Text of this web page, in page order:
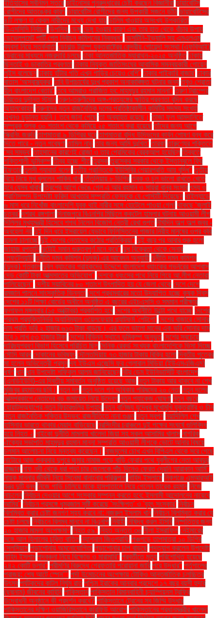
ইতিহাসের সর্বনিম্ন স্তরে ডাইনোসর পুনরুদ্ধারের চেষ্টা করছেন বিজ্ঞানীরা ডায়াবেটিস
রোগীদের আতঙ্কের কারণ ডায়াবেটিস রোগীদের জন্য উপকারী সজনে ডাঁটা ডায়াবেটিসের
৪টি লক্ষণ যা কেবল নারীদের মধ্যে দেখা যায় ডালিম খাওয়ার অসংখ্য উপকারিতা
ডিএসসিসি নির্বাচন ডিপসিক ডেঙ্গু ডেঙ্গু হওয়ার কারণ এবং তার হাত থেকে বাঁচার উপায়
ডেভেলপমেন্ট পার্টি পেল নির্বাচন কমিশনের নিবন্ধন" ডেসটিনি-ইভ্যালি সহ এমএলএম
ব্যবসা নিয়ে সতর্কবার্তা ডোনাল্ড ট্রাম্প যুক্তরাষ্ট্রের কেন্দ্রীয় গোয়েন্দা সংস্থা (এফবিআই)
ড্রোনের মাধ্যমে নজরদারি চলছে ঢাকা আন্তর্জাতিক ম্যারাথন-২০২৫ অনুষ্ঠিত ঢাকায়
ছিনতাই ও ডাকাতির প্রবণতা ঢাকায় নিযুক্ত জাতিসংঘের আবাসিক সমন্বয়কারী গোয়েন
লুইস বলেছেন ঢাকায় হাঁটার গতি এখন গাড়ির চেয়েও বেশি'' ঢাকার পাইকারি বাজার' ঢাকার
বাতাস ‘অস্বাস্থ্যকর’ ঢাবি উপাচার্যের দুঃখ প্রকাশ অনাকাঙ্ক্ষিত ঘটনার জন্য তবুও শ্রোতা
হীন বাংলাদেশ বেতার” তবে আমরাও পরাজিত হব: মাহমুদুর রহমান মান্না" তরুণ ট্রাম্পের
চরিত্রে দুর্দান্ত স্ট্যান তরুণ-তরুণীদের অঙ্গ-প্রত্যঙ্গের ক্ষতির প্রবণতা বৃদ্ধি করছে
অ্যালকোহল তরুণদের নতুন রাজনৈতিক দলের প্রতিষ্ঠাকালীন কমিটির সদস্য সংখ্যা
এখনও চূড়ান্ত হয়নি। তবে জানা গেছে তা অব্যাহত রয়েছে। তাজা ফল আমদানিতে
সম্পূরক শুল্ক ৩০ শতাংশ থেকে কমিয়ে ২৫ শতাংশ করা হয়েছে তাঁদের জন্য আগে
স্ক্রিনিং জরুরি তাপমাত্রা ৯ ডিগ্রির ঘরে তাপমাত্রা বৃদ্ধি উদ্ভিদের কার্বন শোষণ বন্ধ করে
দিতে পারে - নতুন গবেষণা তামিল নাড়ু তার জন্য আমি দুঃখিত' তারকা তারুণ্যের শক্তিতে
‘সব সম্ভব’ তাহসানের কারণেই রোজা ও তার প্রেমিকের ব্রেকআপ হয়েছিল তিব্বতে
শক্তিশালী ভূমিকম্প তীব্র হচ্ছে শীত তুরস্ক তুরস্কের সরকার থেকে ইস্তানবুলে ফ্রি
ইফতার তুলসী গ্যাবার্ড বলেন তৃতীয় প্রান্তিকে ইউসিবির শেয়ারপ্রতি আয় বৃদ্ধি" তৃতীয়
বিয়ে নিয়ে মুখ খুললেন শাকিব খান তেঁতুলিয়ায় ৮ ডিগ্রি ত্বক ও চুল ভালো রাখতে খেতে
হবে যেসব খাবার ত্রিশের আগে ভেঙে গেল এ আর রহমান ও সায়রা বানুর সংসার ৎস্য ও
প্রাণিসম্পদ উপদেষ্টা ফরিদা আখতার সম্প্রতি ফেসবুকে যে পোস্টটি দিয়েছেন থাইল্যান্ডে
৬ মাস ধরে নিখোঁজ বাংলাদেশি যুবক থাই নারীর সঙ্গে হোটেলে পাওয়া গেল! থাকছে ‘জুলাই
চত্বর’ দশরথ রঙ্গশালা দিনাজপুরে বিএনপির মিছিলে ককটেল হামলার ঘটনায় আওয়ামী লীগ
দিল্লির মুখ্যমন্ত্রী হিসেবে শপথ নিলেন বিজেপি নেত্রী রেখা গুপ্ত দীর্ঘদিন অল্প অল্প জ্বর -
অবহেলা নয় দুই দিন ধরে ইসরায়েল যেভাবে ফিলিস্তিনের গাজার নিরীহ মানুষের ওপর বর্বর
হামলা চালাচ্ছে দুই দেশের নেতাদের কঠোর প্রতিক্রিয়া" দুই বছর পর আবার শুরু হলো
জাহাজ রপ্তানি দুটোই সমান গুরুত্বপূর্ণ মনে করে" দুধ বিক্রেতা থেকে সেনার
লেফটেন্যান্ট! দুর্নীতি দমন কমিশন (দুদক) এর আবেদন অনুযায়ী দুর্নীতি দমন কমিশন
(দুদক) গতকাল দুর্বল ব্যাংকের গ্রাহকদের উদ্দেশে বাংলাদেশ ব্যাংকের গভর্নরের আশ্বাস
দেড় কোটি টাকা আত্মসাতের অভিযোগ" দেশকে ধ্বংসের পথে নিয়ে গিয়ে আ.লীগ নেতারা
পালিয়েছেন" দেশীয় সয়াবিনের ৮০ শতাংশ উৎপাদিত হয় যে জেলা থেকে দেশে দেশে
রমজান পালনে সাংস্কৃতিক ভিন্নতা দেশে প্রথমবারের মতো উদযাপিত হচ্ছে কৃষক দিবস
দেশের ১১টি শিক্ষা বোর্ডের অধীনে অনুষ্ঠিত এ বছরের এইচএসসি ও সমমান পরীক্ষার
ফলাফল মঙ্গলবার (১৫ অক্টোবর) প্রকাশিত হবে দেশের অর্থনীতি উল্টো পথে যাচ্ছে দেশের
প্রথম প্রযুক্তিনির্ভর অ্যানিম্যাল ওয়েলফেয়ার প্ল্যাটফর্ম 'পেটগো' দেশের বাজারে সোনার
দাম প্রতি ভরি ২ হাজার ৬১৩ টাকা বাড়ছে। এর ফলে ভালো মানের এক ভরি সোনার দাম
হবে ১ লাখ ৫৩ হাজার টাকা দেশের বিভিন্ন স্থানে ভূমিকম্প অনুভূত দেশের সবচেয়ে
দারিদ্র্যপ্রবণ বিভাগ হিসেবে পরিচিত ছিল দৈনিক রেকর্ড সংখ্যক বাংলাদেশিকে ভিসা দিচ্ছে
সৌদি আরব দোকানের ভবিষ্যৎ দৌলতদিয়ায় ৭৩ হাজার টাকায় বিক্রি হলো দ্বিতীয় পুত্রের
মা হলেন অভিনেত্রী প্রসূন দ্য ইউএস এজেন্সি ফর গ্লোবাল মিডিয়া (ইউএসএজিএম)
ধর্ষণ ধান ধান উপদেষ্টা শফিকুল আলম জানিয়েছেন নটর ডেম ইউনিভার্সিটি বাংলাদেশ
(এনডিইউবি)-এর দ্বিতীয় সমাবর্তন অনুষ্ঠিত হয়েছে আজ নতুন টাকায় আর থাকবে না শেখ
মুজিবুর রহমানের ছবি। নতুন দল নতুন দলে গণ অধিকার পরিষদের ২০ নেতা নতুন দলের
আত্মপ্রকাশে নেতাদের বড় জমায়েত নিয়ে উদ্বেগ নতুন প্যাকেজ ঘোষণা নতুন বছরে
হোয়াটসঅ্যাপের নতুন ফিচারগুলির উপহার নতুন বাণিজ্য যুদ্ধের মুখোমুখি যুক্তরাষ্ট্র ও চীন
নতুন রাজনৈতিক শক্তির উদ্ভব: রাজনীতিতে নানা গুঞ্জন নতুন স্বপ্ন নয়াদিল্লি শেখ
হাসিনার ভারতে থাকার মেয়াদ বাড়িয়েছে নরসিংদীর চরাঞ্চলে দুই পক্ষের সংঘর্ষে গুলিবিদ্ধ
হয়ে নিহত ২ নাইকো দুর্নীতি মামলায় খালেদা জিয়া সহ সকল আসামির খালাস নাগরিক
ঐক্যের সভাপতি মাহমুদুর রহমান মান্না সম্প্রতি আওয়ামী লীগকে ভোটে আনার বিষয়ে
চলমান আলোচনা নিয়ে মন্তব্য করেছেন। নাজমুলের চোখ এখন বিপিএল থেকে সরে গেছে
নাটোরে আজ শুক্রবার দুপুরে জুমার নামাজ পড়ে বাড়ি ফেরার পথে যুবলীগের নেতা আবদুর
রাজ্জাক নাফ নদী থেকে ধরা পড়া চার জেলেকে পাঁচ দিনেও ফেরত দেয়নি আরাকান আর্মি"
নায়ক মান্নার জীবনী নিয়ে সিনেমা বানানোর পরিকল্পনা নাহিদ ইসলামে নিকগঞ্জে এমআরআই
যন্ত্র দুটি বন্ধ নিজে গাড়ি চালিয়ে মাকে হাসপাতালে নিয়ে গেলেন তারেক রহমান নিজে
নাচলেন নির্বাচন দেওয়ার আগে সংস্কার সম্পন্ন করতে হবে: ইসলামী আন্দোলনের নায়েবে
আমির" নির্বাচন প্রসঙ্গে ধূম্রজাল সৃষ্টি করেছে 'সংক্ষিপ্ত' ও 'বৃহৎ সংস্কার' নির্বাচন
বিলম্বিত করার চেষ্টা জনগণ সহ্য করবে না: নজরুল ইসলাম খান নির্বাচন বিলম্বিত করার যে
চেষ্টা চলছে নির্বাচনে বিলম্ব মানবে না বিএনপি নির্বাহী নিষিদ্ধ করল ইসিবি নিষ্পত্তির জন্য
২০ হাজার মামলা অপেক্ষমাণ নিহত ৫৯" নিহত অন্তত ৩৬ নীলা ইসরাফিল নেইমারের
সঙ্গে আল হিলালের চুক্তি বাতিল ন্যাশনাল জিওগ্রাফি পঞ্চগড়ে তাপমাত্রা ১০ ডিগ্রি
সেলসিয়াস পড়াশোনায় অমনোযোগিতা পড়াশোনার চাপ বাড়ছে পদত্যাগ করলেন উপদেষ্টা
নাহিদ ইসলাম পদবঞ্চনা নিয়ে বিক্ষোভ ও মারামারি" পরবর্তীতে মৃত্যু পরিশোধিত হয়েছে
২৪২ কোটি ডলার" পরীমণির বিরুদ্ধে গ্রেফতারি পরোয়ানা জারি পরে উদ্ধার" পর্তুগালের
পরাজয়; শেষ আটে স্পেন"" পর্দা উন্মোচনের অপেক্ষায় টোকিও আন্তর্জাতিক চলচ্চিত্র
উৎসব পর্যটকদের কাটল নির্ঘুম রাত পশ্চিম ইরাকের আনবার প্রদেশে ১৭ বছর বয়সী হুদার
(ছদ্মনাম) জীবনের কাহিনি পাকিস্তান পাকিস্তান বিমানবাহিনী চ্যাম্পিয়নস ট্রফির
উদ্বোধনী অনুষ্ঠানে কী প্রদর্শন করবে? পাকিস্তানে ট্রেনের সব জিম্মি উদ্ধার
পাকিস্তানের দক্ষিণ ওয়াজিরিস্তানে কারফিউ আরোপ পাকিস্তানের প্রধানমন্ত্রীর খালেদা